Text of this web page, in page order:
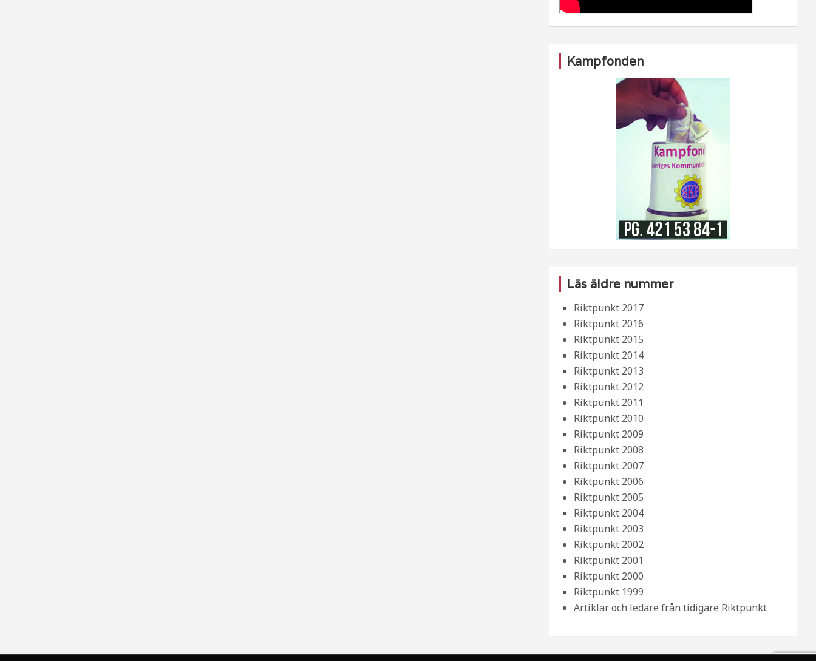
Kampfonden
Läs äldre nummer
Riktpunkt 2017
Riktpunkt 2016
Riktpunkt 2015
Riktpunkt 2014
Riktpunkt 2013
Riktpunkt 2012
Riktpunkt 2011
Riktpunkt 2010
Riktpunkt 2009
Riktpunkt 2008
Riktpunkt 2007
Riktpunkt 2006
Riktpunkt 2005
Riktpunkt 2004
Riktpunkt 2003
Riktpunkt 2002
Riktpunkt 2001
Riktpunkt 2000
Riktpunkt 1999
Artiklar och ledare från tidigare Riktpunkt